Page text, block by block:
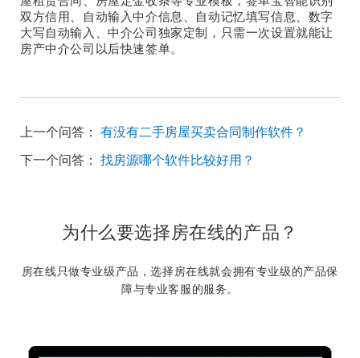
双方信用、自动输入中介信息、自动记忆填写信息、数字
大写自动输入、中介公司独家定制，只需一次设置就能让
房产中介公司以后快速签单。
上一个问答： 有没有二手房屋买卖合同制作软件？
下一个问答： 找房源哪个软件比较好用？
为什么要选择房在线的产品？
房在线只做专业级产品，选择房在线就会拥有专业级的产品保
障与专业客服的服务。